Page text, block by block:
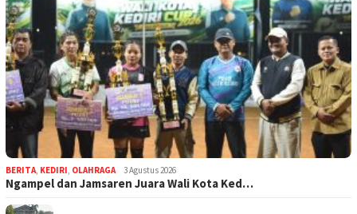
BERITA, KEDIRI, OLAHRAGA 3 Agustus 2026
Ngampel dan Jamsaren Juara Wali Kota Ked…